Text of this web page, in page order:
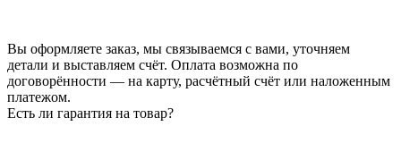
Вы оформляете заказ, мы связываемся с вами, уточняем
детали и выставляем счёт. Оплата возможна по
договорённости — на карту, расчётный счёт или наложенным
платежом.
Есть ли гарантия на товар?